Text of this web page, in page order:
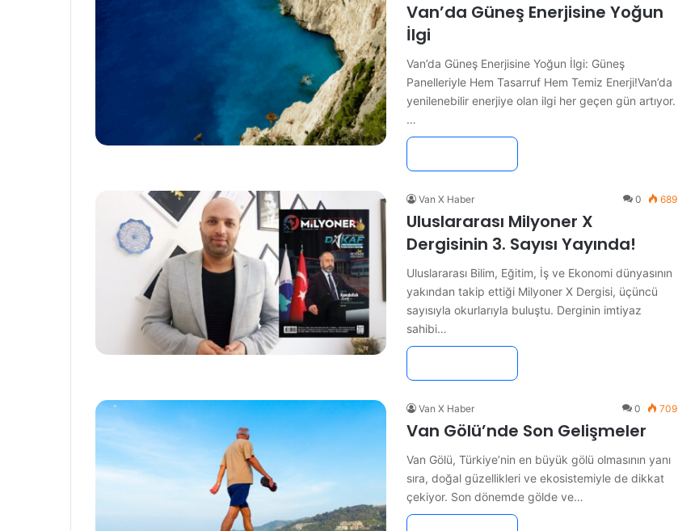
Van’da Güneş Enerjisine Yoğun
İlgi
Van’da Güneş Enerjisine Yoğun İlgi: Güneş
Panelleriyle Hem Tasarruf Hem Temiz Enerji!Van’da
yenilenebilir enerjiye olan ilgi her geçen gün artıyor.
…
Van X Haber 0 689
Uluslararası Milyoner X
Dergisinin 3. Sayısı Yayında!
Uluslararası Bilim, Eğitim, İş ve Ekonomi dünyasının
yakından takip ettiği Milyoner X Dergisi, üçüncü
sayısıyla okurlarıyla buluştu. Derginin imtiyaz
sahibi…
Van X Haber 0 709
Van Gölü’nde Son Gelişmeler
Van Gölü, Türkiye’nin en büyük gölü olmasının yanı
sıra, doğal güzellikleri ve ekosistemiyle de dikkat
çekiyor. Son dönemde gölde ve…